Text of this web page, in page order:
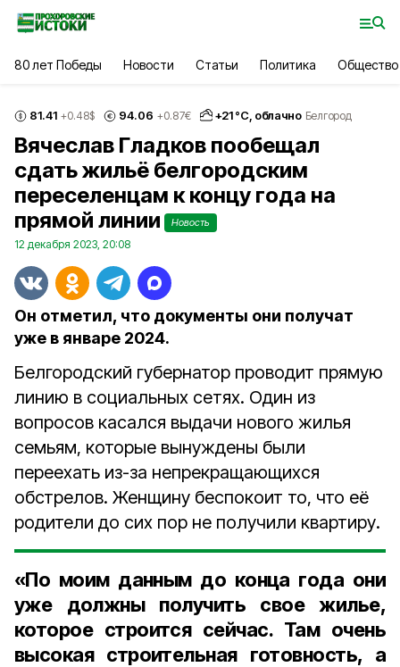
80 лет Победы Новости Статьи Политика Общество
81.41 +0.48$ 94.06 +0.87€ +21°С, облачно Белгород
Вячеслав Гладков пообещал
сдать жильё белгородским
переселенцам к концу года на
прямой линии
Новость
12 декабря 2023, 20:08
Он отметил, что документы они получат
уже в январе 2024.
Белгородский губернатор проводит прямую
линию в социальных сетях. Один из
вопросов касался выдачи нового жилья
семьям, которые вынуждены были
переехать из-за непрекращающихся
обстрелов. Женщину беспокоит то, что её
родители до сих пор не получили квартиру.
«По моим данным до конца года они
уже должны получить свое жилье,
которое строится сейчас. Там очень
высокая строительная готовность, а